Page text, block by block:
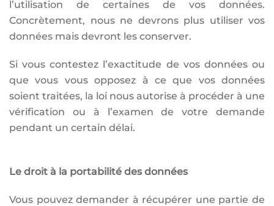
l’utilisation de certaines de vos données.
Concrètement, nous ne devrons plus utiliser vos
données mais devront les conserver.
Si vous contestez l’exactitude de vos données ou
que vous vous opposez à ce que vos données
soient traitées, la loi nous autorise à procéder à une
vérification ou à l’examen de votre demande
pendant un certain délai.
Le droit à la portabilité des données
Vous pouvez demander à récupérer une partie de